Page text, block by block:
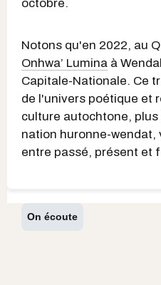
octobre.
Notons qu'en 2022, au
Onhwa’ Lumina à
Capitale-Nationale. Ce
de l'univers poétique et
culture autochtone,
nation huronne-
entre passé, présent et
On écoute